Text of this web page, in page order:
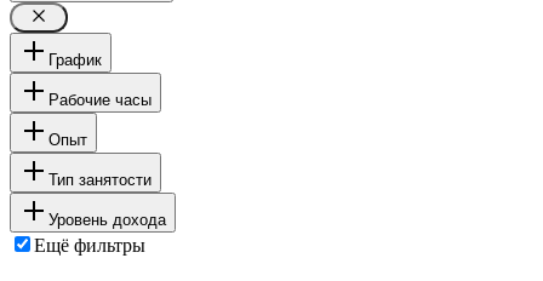
График
Рабочие часы
Опыт
Тип занятости
Уровень дохода
Ещё фильтры